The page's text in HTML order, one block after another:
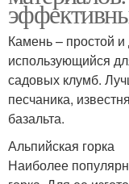
Камень – простой
использующийся
садовых клумб.
песчаника,
базальта.
Альпийская горка
Наиболее